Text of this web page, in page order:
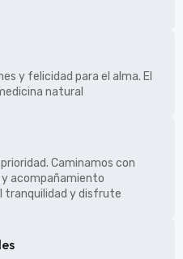
y felicidad para el alma. El
natural
Caminamos con
acompañamiento
y disfrute